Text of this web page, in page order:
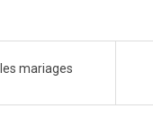
mariages